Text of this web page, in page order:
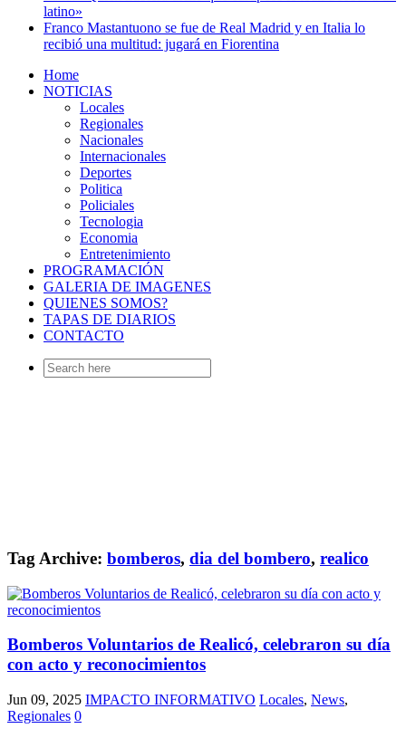
latino»
Franco Mastantuono se fue de Real Madrid y en Italia lo
recibió una multitud: jugará en Fiorentina
Home
NOTICIAS
Locales
Regionales
Nacionales
Internacionales
Deportes
Politica
Policiales
Tecnologia
Economia
Entretenimiento
PROGRAMACIÓN
GALERIA DE IMAGENES
QUIENES SOMOS?
TAPAS DE DIARIOS
CONTACTO
Search
for:
Tag Archive: bomberos, dia del bombero, realico
Bomberos Voluntarios de Realicó, celebraron su día
con acto y reconocimientos
Jun 09, 2025 IMPACTO INFORMATIVO Locales, News,
Regionales 0